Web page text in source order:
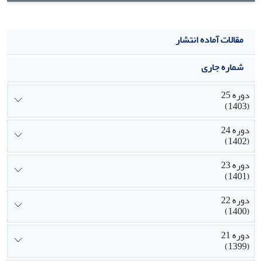
مقالات آماده انتشار
شماره جاری
دوره 25
(1403)
دوره 24
(1402)
دوره 23
(1401)
دوره 22
(1400)
دوره 21
(1399)